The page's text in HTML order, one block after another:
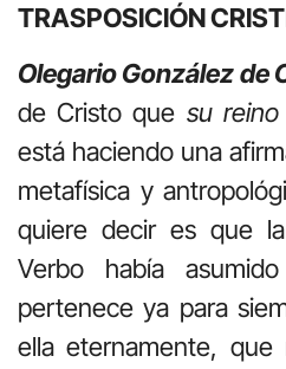
TRASPOSICIÓN
Olegario González de
de Cristo que su
está haciendo una
metafísica y
quiere decir es que
Verbo había
pertenece ya para
ella eternamente,